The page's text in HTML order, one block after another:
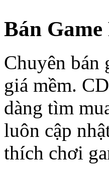
Bán Game
Chuyên bán
giá mềm.
dàng tìm
luôn cập
thích chơi